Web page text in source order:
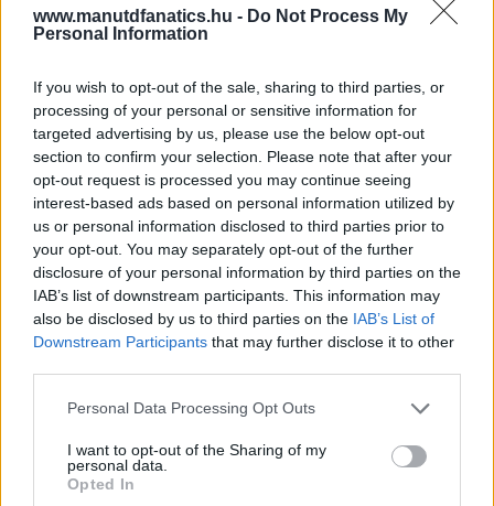
www.manutdfanatics.hu - Do Not Process My
Personal Information
If you wish to opt-out of the sale, sharing to third parties, or
processing of your personal or sensitive information for
targeted advertising by us, please use the below opt-out
section to confirm your selection. Please note that after your
opt-out request is processed you may continue seeing
interest-based ads based on personal information utilized by
us or personal information disclosed to third parties prior to
your opt-out. You may separately opt-out of the further
disclosure of your personal information by third parties on the
IAB’s list of downstream participants. This information may
also be disclosed by us to third parties on the IAB’s List of
Downstream Participants that may further disclose it to other
Please note that this website/app uses one or more Google
not limited to your visit or usage behaviour. You may click to
grant or deny consent to Google and its third-party tags to
use your data for below specified purposes in below Google
Personal Data Processing Opt Outs
I want to opt-out of the Sharing of my
personal data.
Opted In
Meccs Center
Paris Saint-Germainvs
Manchester United
Felkészülési szezon 4. mérkőzés
2026-08-08 17:00